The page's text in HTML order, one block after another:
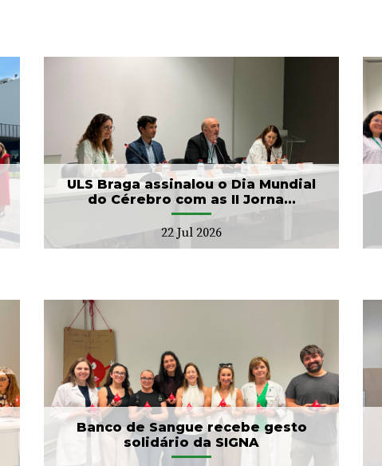
ULS Braga assinalou o Dia Mundial
do Cérebro com as II Jorna...
22 Jul 2026
Arcebispo Primaz de
Braga realiza dádiva no
Banco de Sangue
21 Jul 2026
Banco de Sangue recebe gesto
solidário da SIGNA
ULS Braga conclui a
unificação das bases de
dados dos Cuidad...
15 Jul 2026